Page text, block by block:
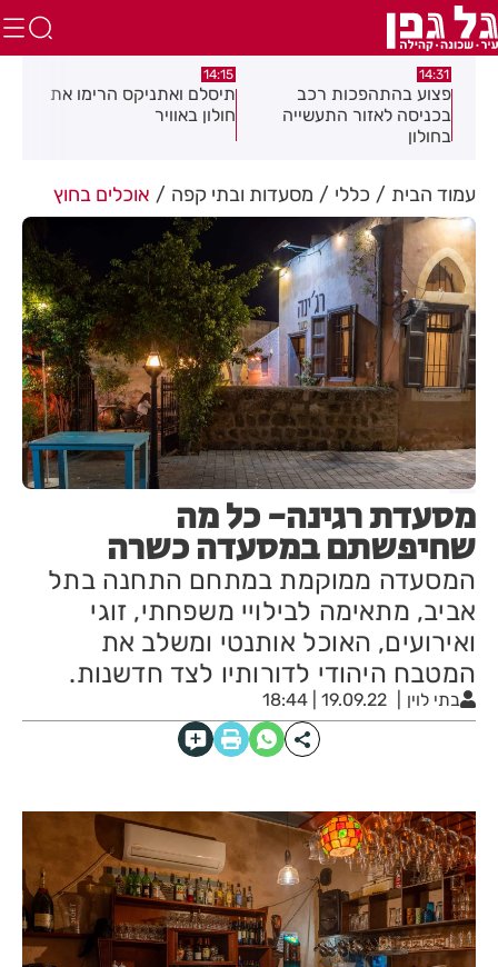
14:15
תיסלם ואתניקס הרימו את
חולון באוויר
13:05
פצוע בתאונת אופנוע במרכז
חולון
עמוד הבית כללי מסעדות ובתי קפה אוכלים בחוץ
מסעדת רגינה- כל מה
שחיפשתם במסעדה כשרה
המסעדה ממוקמת במתחם התחנה בתל
אביב, מתאימה לבילויי משפחתי, זוגי
ואירועים, האוכל אותנטי ומשלב את
המטבח היהודי לדורותיו לצד חדשנות.
בתי לוין 19.09.22 | 18:44